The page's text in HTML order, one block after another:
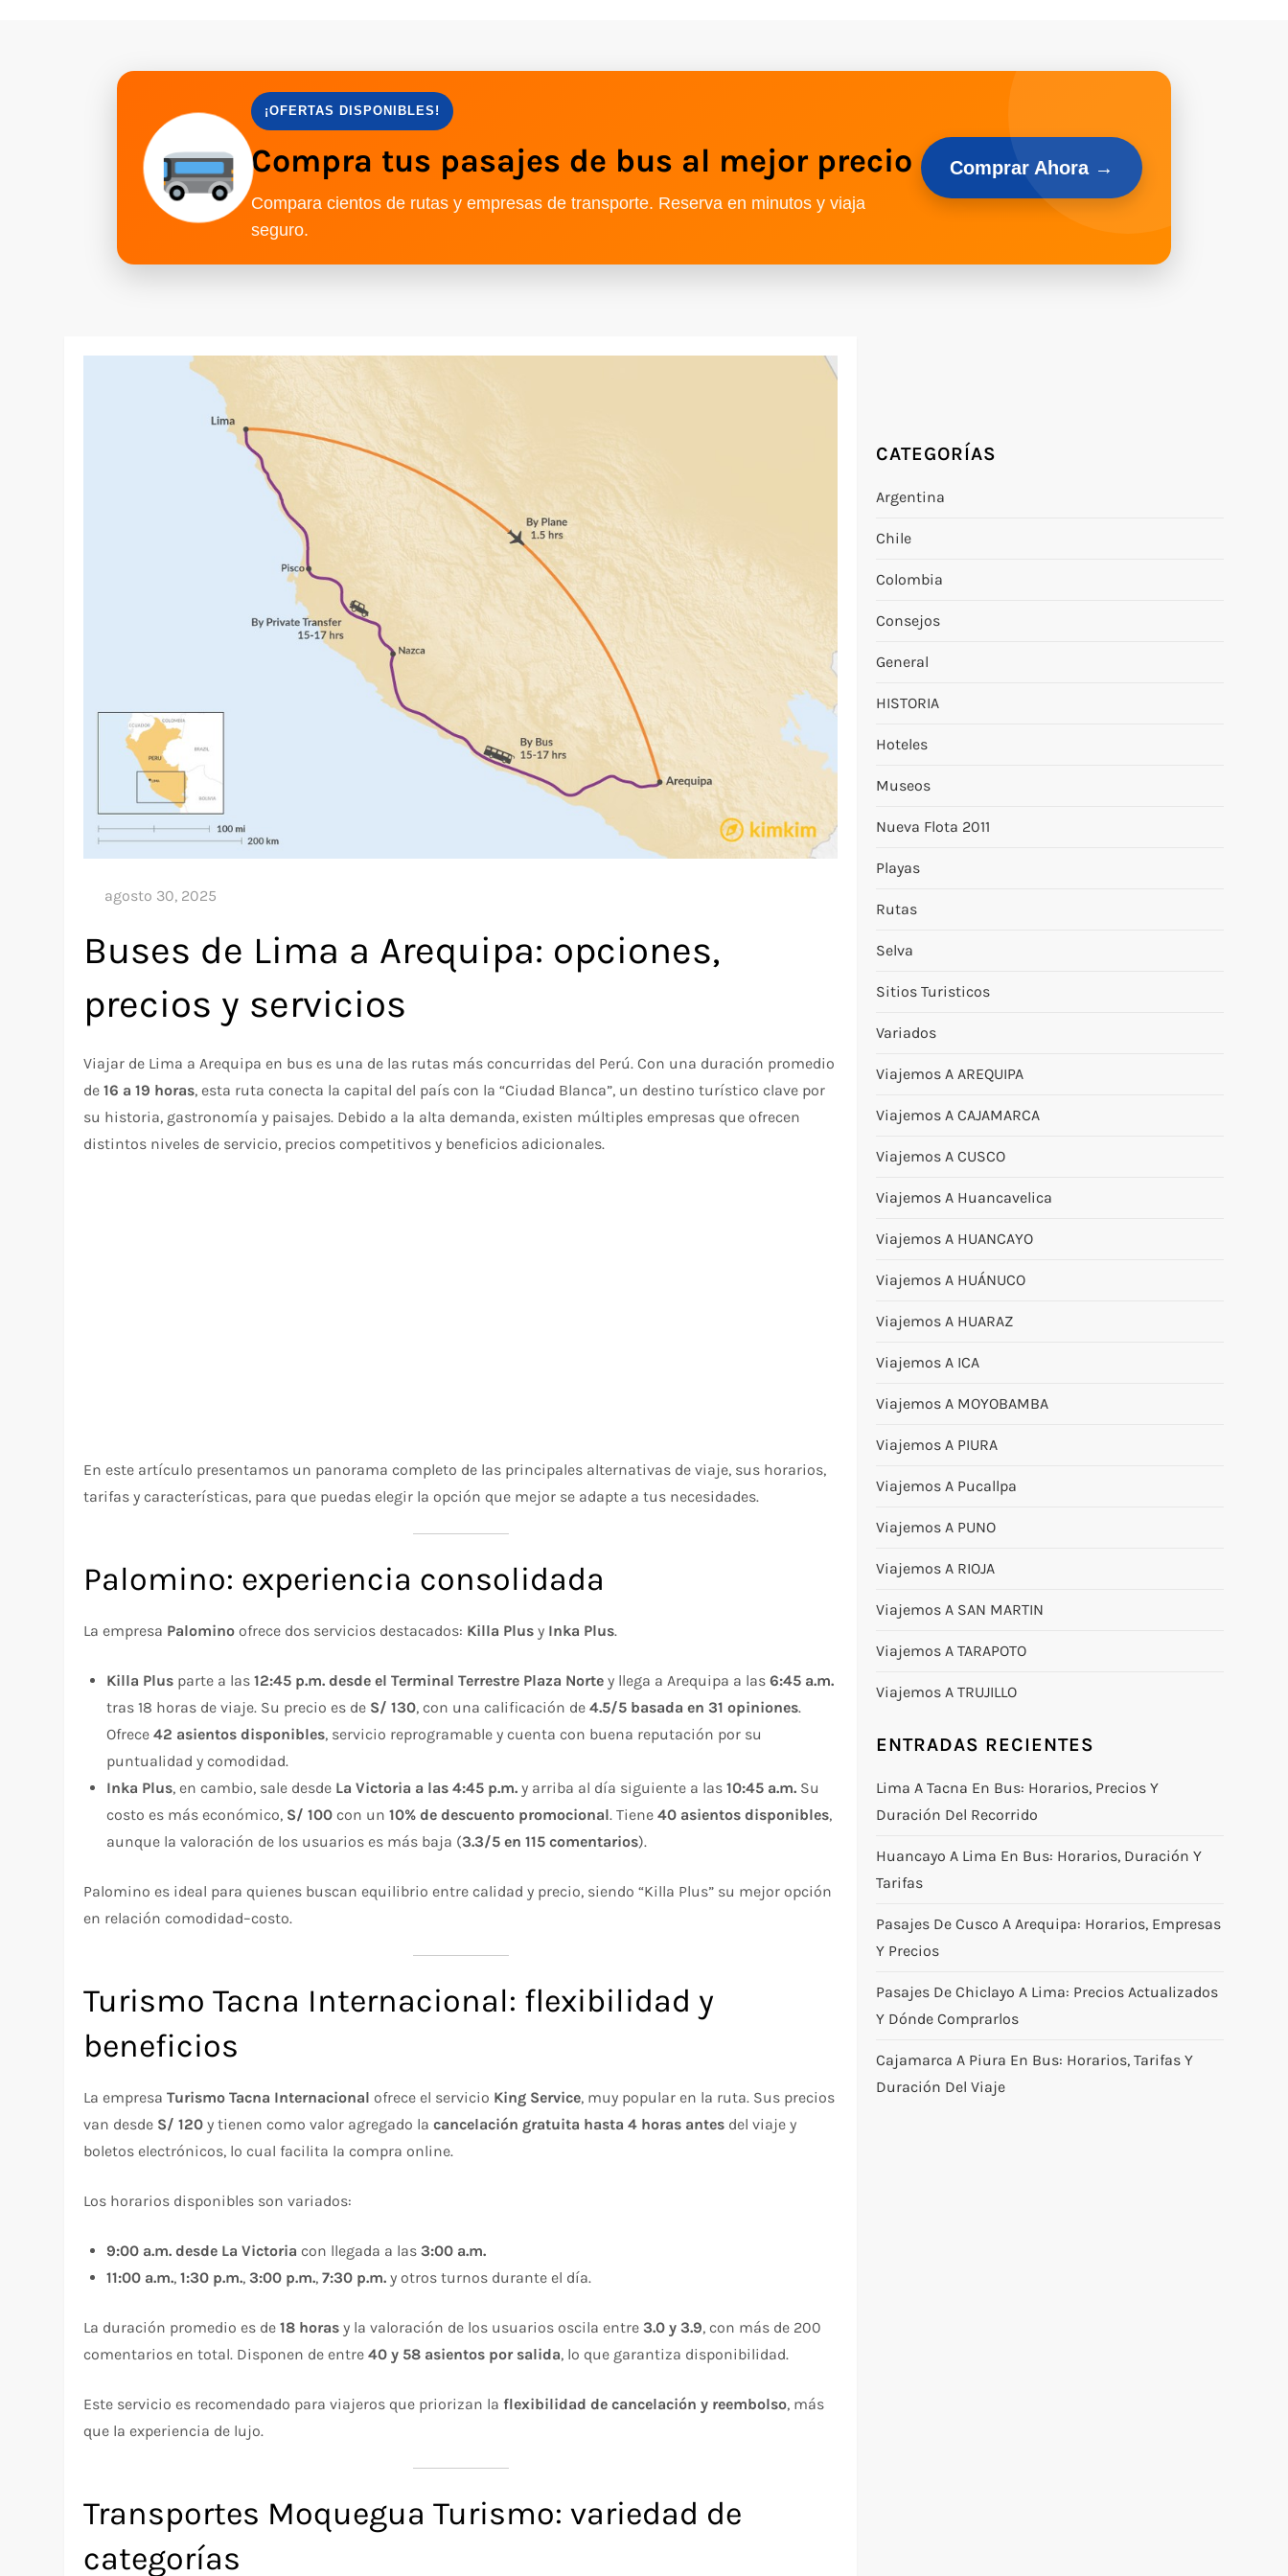
¡OFERTAS DISPONIBLES!
Compra tus pasajes de bus al mejor precio
Compara cientos de rutas y empresas de transporte. Reserva en minutos y viaja
seguro.
Comprar Ahora →
Buses de Lima a Arequipa: opciones,
precios y servicios
Viajar de Lima a Arequipa en bus es una de las rutas más concurridas del Perú. Con una duración promedio
de16 a 19 horas, esta ruta conecta la capital del país con la “Ciudad Blanca”, un destino turístico clave por
su historia, gastronomía y paisajes. Debido a la alta demanda, existen múltiples empresas que ofrecen
distintos niveles de servicio, precios competitivos y beneficios adicionales.
En este artículo presentamos un panorama completo de las principales alternativas de viaje, sus horarios,
tarifas y características, para que puedas elegir la opción que mejor se adapte a tus necesidades.
Palomino: experiencia consolidada
La empresa Palomino ofrece dos servicios destacados: Killa Plus y Inka Plus.
Killa Plus parte a las12:45 p.m. desde el Terminal Terrestre Plaza Norte y llega a Arequipa a las6:45 a.m.
tras 18 horas de viaje. Su precio es de S/ 130, con una calificación de4.5/5 basada en 31 opiniones.
Ofrece42 asientos disponibles, servicio reprogramable y cuenta con buena reputación por su
puntualidad y comodidad.
Inka Plus, en cambio, sale desde La Victoria a las 4:45 p.m. y arriba al día siguiente a las10:45 a.m. Su
costo es más económico, S/ 100 con un10% de descuento promocional. Tiene40 asientos disponibles,
aunque la valoración de los usuarios es más baja (3.3/5 en 115 comentarios).
Palomino es ideal para quienes buscan equilibrio entre calidad y precio, siendo “Killa Plus” su mejor opción
en relación comodidad–costo.
Turismo Tacna Internacional: flexibilidad y
beneficios
La empresaTurismo Tacna Internacional ofrece el servicio King Service, muy popular en la ruta. Sus precios
van desde S/ 120 y tienen como valor agregado lacancelación gratuita hasta 4 horas antes del viaje y
boletos electrónicos, lo cual facilita la compra online.
Los horarios disponibles son variados:
9:00 a.m. desde La Victoria con llegada a las3:00 a.m.
11:00 a.m.,1:30 p.m.,3:00 p.m.,7:30 p.m. y otros turnos durante el día.
La duración promedio es de18 horas y la valoración de los usuarios oscila entre3.0 y 3.9, con más de 200
comentarios en total. Disponen de entre40 y 58 asientos por salida, lo que garantiza disponibilidad.
Este servicio es recomendado para viajeros que priorizan laflexibilidad de cancelación y reembolso, más
que la experiencia de lujo.
Transportes Moquegua Turismo: variedad de
categorías
CATEGORÍAS
Argentina
Chile
Colombia
Consejos
General
HISTORIA
Hoteles
Museos
Nueva Flota 2011
Playas
Rutas
Selva
Sitios Turisticos
Variados
Viajemos A AREQUIPA
Viajemos A CAJAMARCA
Viajemos A CUSCO
Viajemos A Huancavelica
Viajemos A HUANCAYO
Viajemos A HUÁNUCO
Viajemos A HUARAZ
Viajemos A ICA
Viajemos A MOYOBAMBA
Viajemos A PIURA
Viajemos A Pucallpa
Viajemos A PUNO
Viajemos A RIOJA
Viajemos A SAN MARTIN
Viajemos A TARAPOTO
Viajemos A TRUJILLO
ENTRADAS RECIENTES
Lima A Tacna En Bus: Horarios, Precios Y
Duración Del Recorrido
Huancayo A Lima En Bus: Horarios, Duración Y
Tarifas
Pasajes De Cusco A Arequipa: Horarios, Empresas
Y Precios
Pasajes De Chiclayo A Lima: Precios Actualizados
Y Dónde Comprarlos
Cajamarca A Piura En Bus: Horarios, Tarifas Y
Duración Del Viaje